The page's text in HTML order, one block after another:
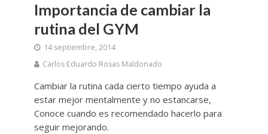
Importancia de cambiar la
rutina del GYM
14 septiembre, 2014
Carlos Eduardo Rosas Maldonado
Cambiar la rutina cada cierto tiempo ayuda a
estar mejor mentalmente y no estancarse,
Conoce cuando es recomendado hacerlo para
seguir mejorando.